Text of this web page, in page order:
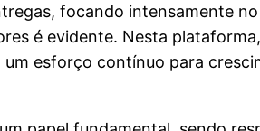
focando intensamente
é evidente. Nesta
esforço contínuo para